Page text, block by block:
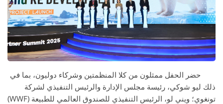
حضر الحفل ممثلون من كلا المنظمتين وشركاء دوليون، بما في
ذلك ليو شوكي، رئيسة مجلس الإدارة والرئيس التنفيذي لشركة
تونغوي؛ ويني لو، الرئيس التنفيذي للصندوق العالمي للطبيعة (WWF)